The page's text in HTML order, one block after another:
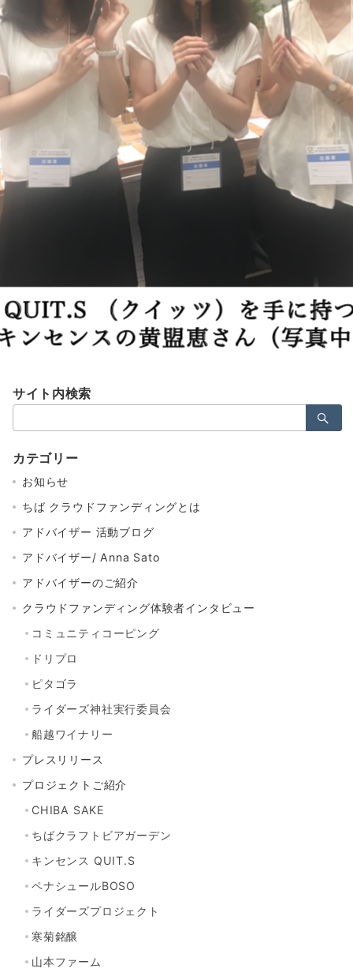
QUITS-3
2020年4月1日
広報・PR 石井貴美子
サイト内検索
索：
カテゴリー
お知らせ
ちば クラウドファンディングとは
アドバイザー 活動ブログ
アドバイザー/ Anna Sato
アドバイザーのご紹介
クラウドファンディング体験者インタビュー
コミュニティコーピング
ドリプロ
ピタゴラ
ライダーズ神社実行委員会
船越ワイナリー
プレスリリース
プロジェクトご紹介
CHIBA SAKE
ちばクラフトビアガーデン
キンセンス QUIT.S
ペナシュールBOSO
ライダーズプロジェクト
寒菊銘醸
山本ファーム